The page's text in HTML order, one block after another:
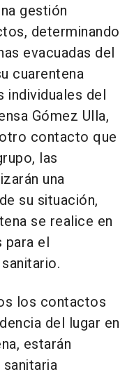
gestión
determinando
evacuadas del
cuarentena
individuales del
Gómez Ulla,
contacto que
las
una
su situación,
se realice en
el
los contactos
del lugar en
estarán